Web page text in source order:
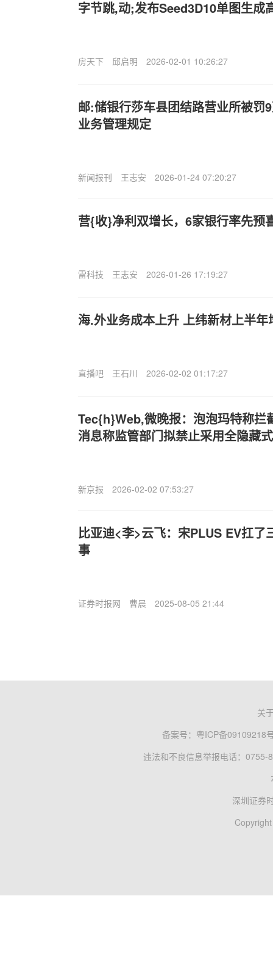
字节跳,动;发布Seed3D10单图生成
房天下 邱启明 2026-02-01 10:26:27
邮:储银行莎车县团结路营业所被罚
业务管理规定
新闻报刊 王志安 2026-01-24 07:20:27
营{收}净利双增长，6家银行率先预
雷科技 王志安 2026-01-26 17:19:27
海.外业务成本上升 上纬新材上半年
直播吧 王石川 2026-02-02 01:17:27
Tec{h}Web,微晚报：泡泡玛特称拦
消息称监管部门拟禁止采用全隐藏
新京报 2026-02-02 07:53:27
比亚迪<李>云飞：宋PLUS EV扛了
事
证券时报网 曹晨 2025-08-05 21:44
关
备案号： 粤ICP备09109218
违法和不良信息举报电话：0755-
深圳证券